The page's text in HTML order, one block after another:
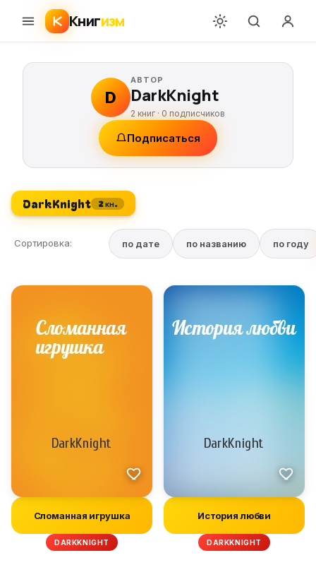
Книгизм
D
АВТОР
DarkKnight
2 книг · 0 подписчиков
Подписаться
DarkKnight 2 кн.
Сортировка: по дате по названию по году
Сломанная игрушка
DARKKNIGHT
История любви
DARKKNIGHT